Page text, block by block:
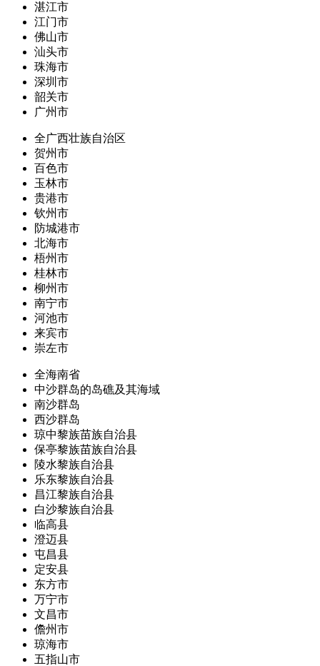
湛江市
江门市
佛山市
汕头市
珠海市
深圳市
韶关市
广州市
全广西壮族自治区
贺州市
百色市
玉林市
贵港市
钦州市
防城港市
北海市
梧州市
桂林市
柳州市
南宁市
河池市
来宾市
崇左市
全海南省
中沙群岛的岛礁及其海域
南沙群岛
西沙群岛
琼中黎族苗族自治县
保亭黎族苗族自治县
陵水黎族自治县
乐东黎族自治县
昌江黎族自治县
白沙黎族自治县
临高县
澄迈县
屯昌县
定安县
东方市
万宁市
文昌市
儋州市
琼海市
五指山市